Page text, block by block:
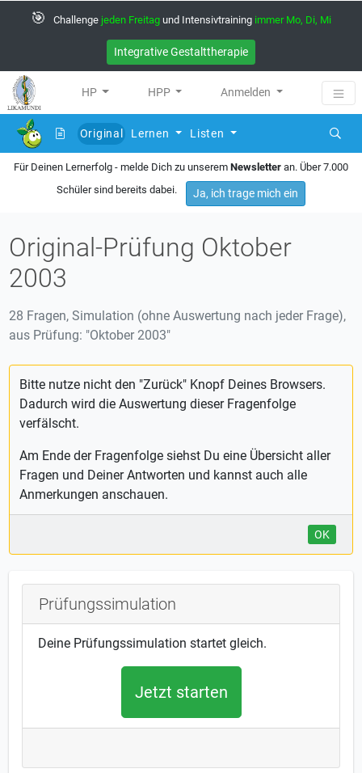
🎯 Challenge jeden Freitag und Intensivtraining immer Mo, Di, Mi
Integrative Gestalttherapie
HP HPP Anmelden
Original
Lernen Listen
Für Deinen Lernerfolg - melde Dich zu unserem Newsletter an. Über 7.000
Schüler sind bereits dabei.
Ja, ich trage mich ein
Original-Prüfung Oktober
2003
28 Fragen, Simulation (ohne Auswertung nach jeder Frage),
aus Prüfung: "Oktober 2003"
Bitte nutze nicht den "Zurück" Knopf Deines Browsers.
Dadurch wird die Auswertung dieser Fragenfolge
verfälscht.
Am Ende der Fragenfolge siehst Du eine Übersicht aller
Fragen und Deiner Antworten und kannst auch alle
Anmerkungen anschauen.
OK
Prüfungssimulation
Deine Prüfungssimulation startet gleich.
Jetzt starten